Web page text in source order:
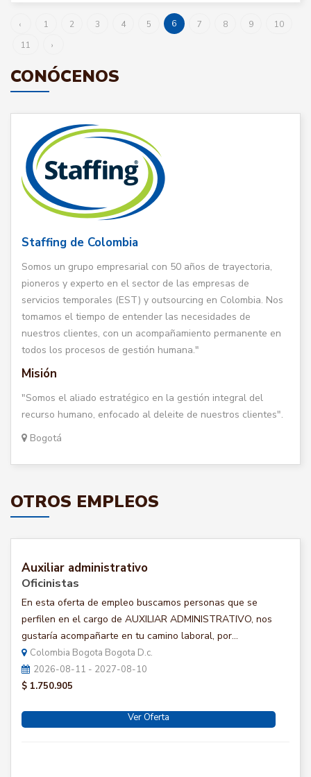
‹ 1 2 3 4 5 6 7 8 9
10
11
›
CONÓCENOS
Staffing de Colombia
Somos un grupo empresarial con 50 años de trayectoria,
pioneros y experto en el sector de las empresas de
servicios temporales (EST) y outsourcing en Colombia. Nos
tomamos el tiempo de entender las necesidades de
nuestros clientes, con un acompañamiento permanente en
todos los procesos de gestión humana."
Misión
"Somos el aliado estratégico en la gestión integral del
recurso humano, enfocado al deleite de nuestros clientes".
Bogotá
OTROS EMPLEOS
Auxiliar administrativo
Oficinistas
En esta oferta de empleo buscamos personas que se
perfilen en el cargo de AUXILIAR ADMINISTRATIVO, nos
gustaría acompañarte en tu camino laboral, por...
Colombia Bogota Bogota D.c.
2026-08-11 - 2027-08-10
$ 1.750.905
Ver Oferta